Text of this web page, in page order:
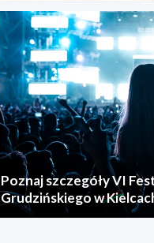
Poznaj szczegóły VI
Grudzińskiego w